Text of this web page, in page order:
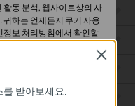
를 받아보세요.
Close
활동 분석, 웹사이트상의 사
하는 언제든지 쿠키 사용
정보 처리방침에서 확인할
사용자의 시스템에서 비활